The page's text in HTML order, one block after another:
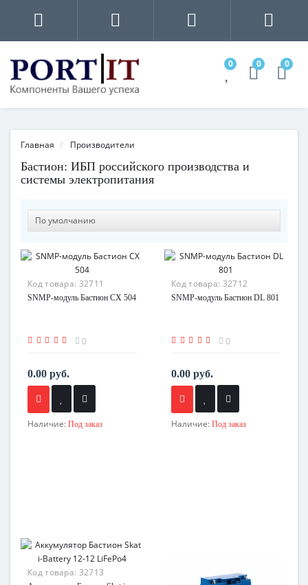
0 0 0
Главная Производители
Бастион: ИБП российского производства и
системы электропитания
Код товара: 32711
SNMP-модуль Бастион CX 504
0
0.00 руб.
Наличие: Под заказ
Код товара: 32712
SNMP-модуль Бастион DL 801
0
0.00 руб.
Наличие: Под заказ
Код товара: 32713